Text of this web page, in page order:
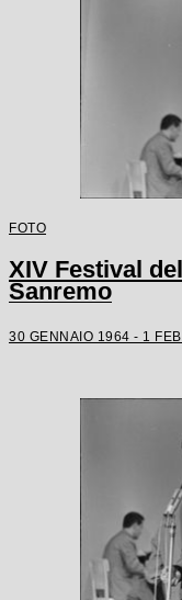
FOTO
XIV Festival
Sanremo
30 GENNAIO 1964 - 1